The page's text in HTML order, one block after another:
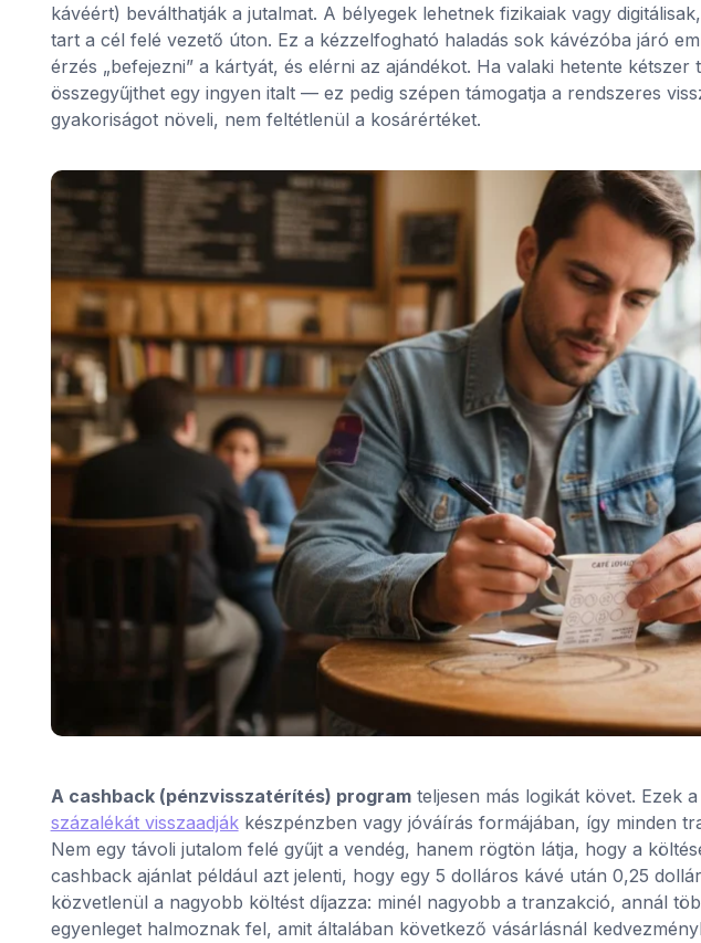
kávéért) beválthatják a jutalmat. A bélyegek lehetnek fizikaiak vagy
tart a cél felé vezető úton. Ez a kézzelfogható haladás sok kávézóba járó
érzés „befejezni” a kártyát, és elérni az ajándékot. Ha valaki hetente
összegyűjthet egy ingyen italt — ez pedig szépen támogatja a rendszeres
gyakoriságot növeli, nem feltétlenül a kosárértéket.
A cashback (pénzvisszatérítés) programteljesen más logikát követ. Ezek
százalékát visszaadjákkészpénzben vagy jóváírás formájában, így minden
Nem egy távoli jutalom felé gyűjt a vendég, hanem rögtön látja, hogy a
cashback ajánlat például azt jelenti, hogy egy 5 dolláros kávé után 0,25
közvetlenül a nagyobb költést díjazza: minél nagyobb a tranzakció, annál
egyenleget halmoznak fel, amit általában következő vásárlásnál